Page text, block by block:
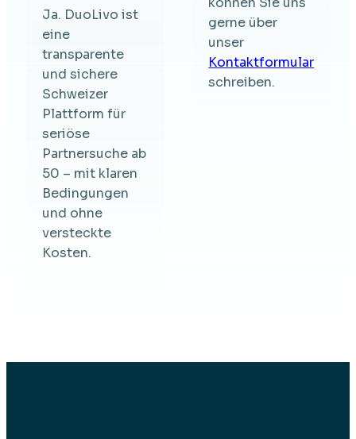
Ja. DuoLivo ist
eine
transparente
und sichere
Schweizer
Plattform für
seriöse
Partnersuche ab
50 – mit klaren
Bedingungen
und ohne
versteckte
Kosten.
gerne über
unser
Kontaktformular
schreiben.